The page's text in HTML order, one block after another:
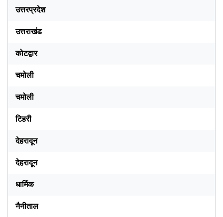
उत्तरप्रदेश
उत्तराखंड
कोटद्वार
चमोली
चमोली
टिहरी
देहरादून
देहरादून
धार्मिक
नैनीताल